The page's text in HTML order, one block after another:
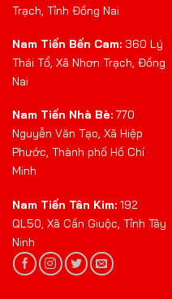
Trạch, Tỉnh Đồng Nai
Nam Tiến Bến Cam: 360 Lý
Thái Tổ, Xã Nhơn Trạch, Đồng
Nai
Nam Tiến Nhà Bè: 770
Nguyễn Văn Tạo, Xã Hiệp
Phước, Thành phố Hồ Chí
Minh
Nam Tiến Tân Kim: 192
QL50, Xã Cần Giuộc, Tỉnh Tây
Ninh